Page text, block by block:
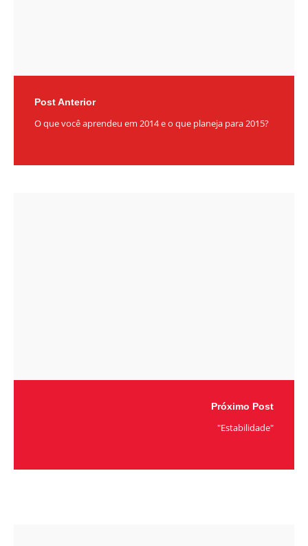
Post Anterior
O que você aprendeu em 2014 e o que planeja para 2015?
Próximo Post
"Estabilidade"